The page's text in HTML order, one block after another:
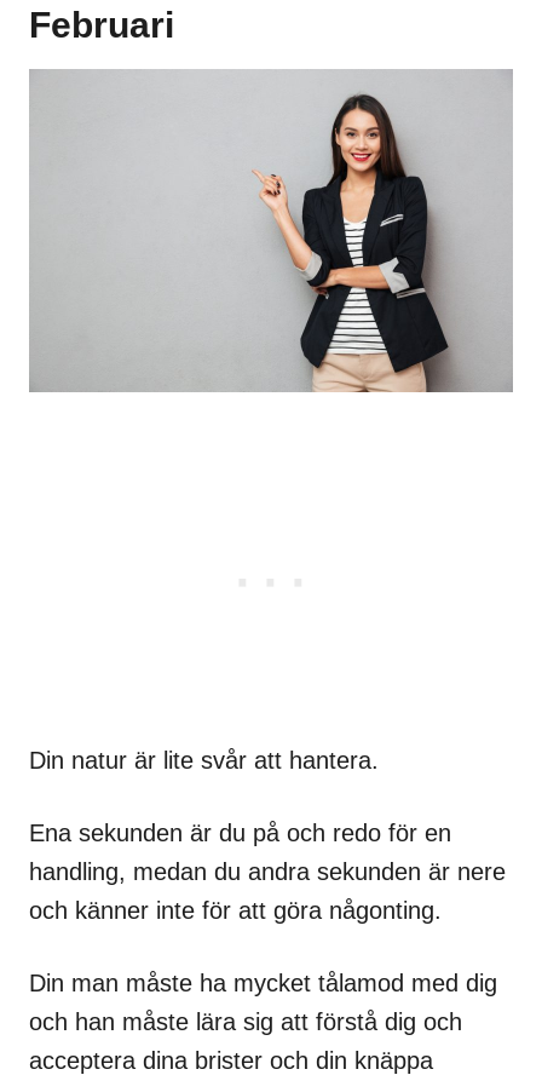
Februari
Din natur är lite svår att hantera.
Ena sekunden är du på och redo för en
handling, medan du andra sekunden är nere
och känner inte för att göra någonting.
Din man måste ha mycket tålamod med dig
och han måste lära sig att förstå dig och
acceptera dina brister och din knäppa